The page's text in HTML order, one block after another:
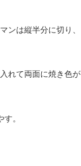
ンは縦半分に切り、
れて両面に焼き色が
。